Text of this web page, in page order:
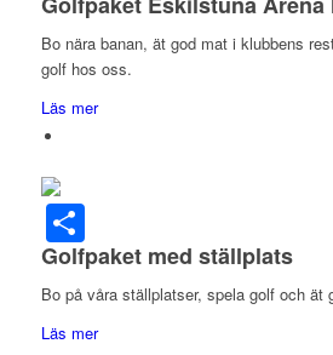
Bo nära banan, ät god mat i klubbens
golf hos oss.
Läs mer
Dela
Golfpaket med ställplats
Bo på våra ställplatser, spela golf och ät
Läs mer